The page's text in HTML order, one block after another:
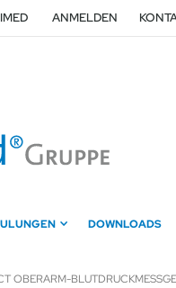
ANMELDEN
DOWNLOADS
OBERARM-